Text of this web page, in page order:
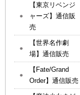
【東京リベンジ
ャーズ】通信販
売
【世界名作劇
場】通信販売
【Fate/Grand
Order】通信販売